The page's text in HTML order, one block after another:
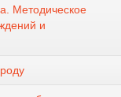
Методическое
и